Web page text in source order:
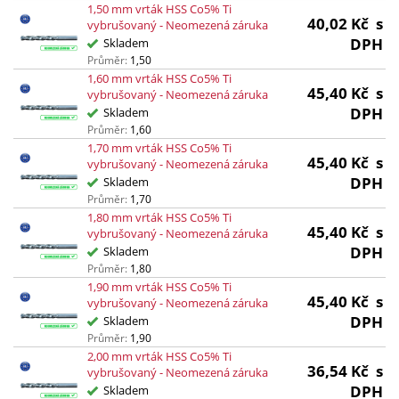
1,50 mm vrták HSS Co5% Ti
vybrušovaný - Neomezená záruka
Skladem
Průměr: 1,50
40,02 Kč s
DPH
1,60 mm vrták HSS Co5% Ti
vybrušovaný - Neomezená záruka
Skladem
Průměr: 1,60
45,40 Kč s
DPH
1,70 mm vrták HSS Co5% Ti
vybrušovaný - Neomezená záruka
Skladem
Průměr: 1,70
45,40 Kč s
DPH
1,80 mm vrták HSS Co5% Ti
vybrušovaný - Neomezená záruka
Skladem
Průměr: 1,80
45,40 Kč s
DPH
1,90 mm vrták HSS Co5% Ti
vybrušovaný - Neomezená záruka
Skladem
Průměr: 1,90
45,40 Kč s
DPH
2,00 mm vrták HSS Co5% Ti
vybrušovaný - Neomezená záruka
Skladem
36,54 Kč s
DPH